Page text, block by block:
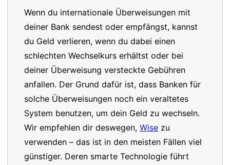
Wenn du internationale Überweisungen mit
deiner Bank sendest oder empfängst, kannst
du Geld verlieren, wenn du dabei einen
schlechten Wechselkurs erhältst oder bei
deiner Überweisung versteckte Gebühren
anfallen. Der Grund dafür ist, dass Banken für
solche Überweisungen noch ein veraltetes
System benutzen, um dein Geld zu wechseln.
Wir empfehlen dir deswegen, Wise zu
verwenden – das ist in den meisten Fällen viel
günstiger. Deren smarte Technologie führt